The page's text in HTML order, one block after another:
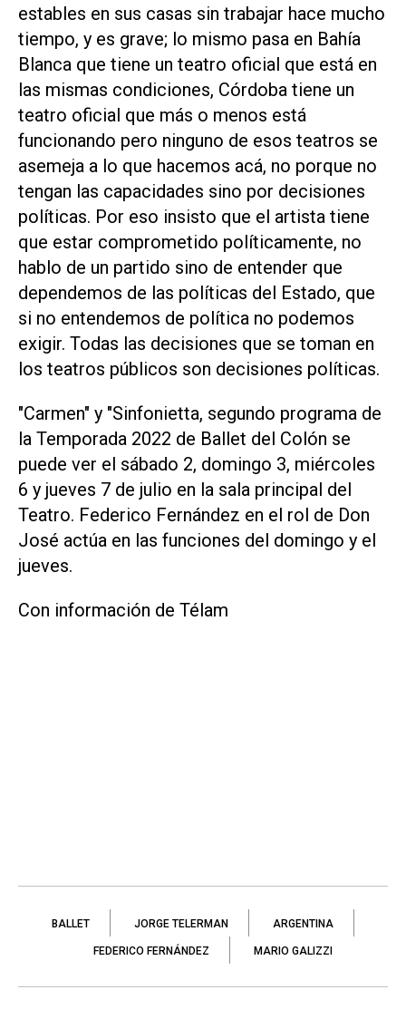
estables en sus casas sin trabajar hace mucho
tiempo, y es grave; lo mismo pasa en Bahía
Blanca que tiene un teatro oficial que está en
las mismas condiciones, Córdoba tiene un
teatro oficial que más o menos está
funcionando pero ninguno de esos teatros se
asemeja a lo que hacemos acá, no porque no
tengan las capacidades sino por decisiones
políticas. Por eso insisto que el artista tiene
que estar comprometido políticamente, no
hablo de un partido sino de entender que
dependemos de las políticas del Estado, que
si no entendemos de política no podemos
exigir. Todas las decisiones que se toman en
los teatros públicos son decisiones políticas.
"Carmen" y "Sinfonietta, segundo programa de
la Temporada 2022 de Ballet del Colón se
puede ver el sábado 2, domingo 3, miércoles
6 y jueves 7 de julio en la sala principal del
Teatro. Federico Fernández en el rol de Don
José actúa en las funciones del domingo y el
jueves.
Con información de Télam
BALLET JORGE TELERMAN ARGENTINA
FEDERICO FERNÁNDEZ MARIO GALIZZI